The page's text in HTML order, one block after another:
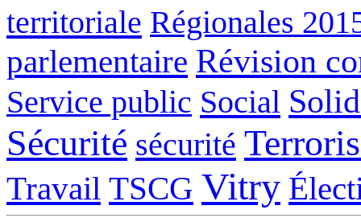
territoriale Régionales
parlementaire Révision
Service public Social
Sécurité sécurité
Travail TSCG Vitry